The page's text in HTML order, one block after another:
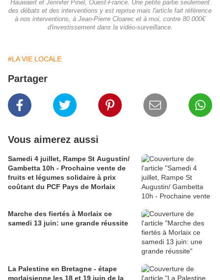
Hauwaert et Jennifer Pinel, Ouest-France. Une petite partie seulement
des débats et des interventions y est reprise mais l'article fait référence
à nos interventions, à Jean-Pierre Cloarec et à moi, contre 80 000€
d'investissement dans la vidéo-surveillance.
#LA VIE LOCALE
Partager
Vous aimerez aussi
Samedi 4 juillet, Rampe St Augustin/
Gambetta 10h - Prochaine vente de
fruits et légumes solidaire à prix
coûtant du PCF Pays de Morlaix
Marche des fiertés à Morlaix ce
samedi 13 juin: une grande réussite
La Palestine en Bretagne - étape
morlaisienne les 18 et 19 juin de la